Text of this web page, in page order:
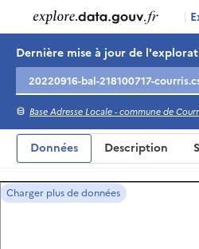
|
Dernière mise à jour de
Base Adresse Locale - commune de
Données Description
Charger plus de données